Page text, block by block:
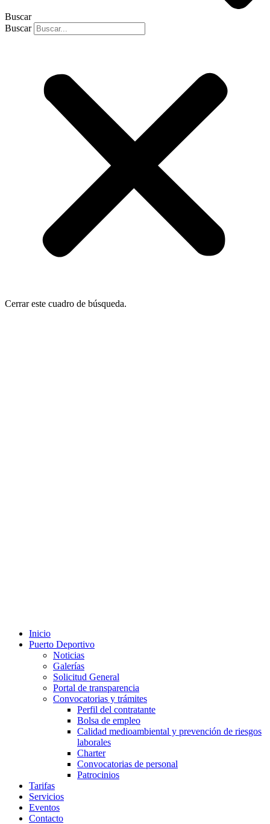
Buscar
Buscar
Cerrar este cuadro de búsqueda.
Inicio
Puerto Deportivo
Noticias
Galerías
Solicitud General
Portal de transparencia
Convocatorias y trámites
Perfil del contratante
Bolsa de empleo
Calidad medioambiental y prevención de riesgos
laborales
Charter
Convocatorias de personal
Patrocinios
Tarifas
Servicios
Eventos
Contacto